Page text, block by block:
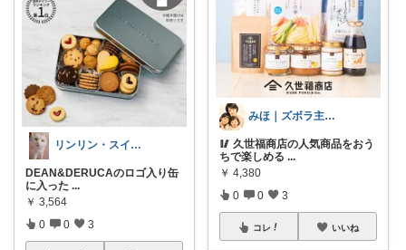
リンリン・スイーツRoom
DEAN&DERUCAのロゴ入り缶
に入った ...
￥ 3,564
0 0 3
みほ｜ズボラ主婦の暮らしROOM
🥢 久世福商店の人気商品をおう
ちで楽しめる ...
￥ 4,380
0 0 3
コレ いいね